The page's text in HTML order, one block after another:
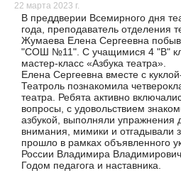
22 марта 2023 г.
В преддверии Всемирного дня
года, преподаватель отделения
Жумаева Елена Сергеевна
"СОШ №11". С учащимися 4 "В"
мастер-класс «Азбука театра».
Елена Сергеевна вместе с
Театроль познакомила
театра. Ребята активно
вопросы, с удовольствием
азбукой, выполняли упражнения
внимания, мимики и отгадывали
прошло в рамках объявленного
России Владимира
Годом педагога и наставника.